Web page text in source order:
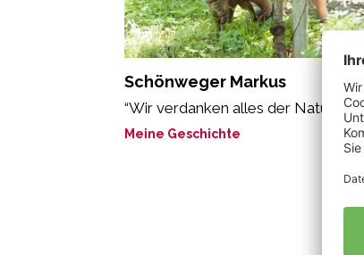
Schönweger Markus
“Wir verdanken alles der Natur.”
Meine Geschichte